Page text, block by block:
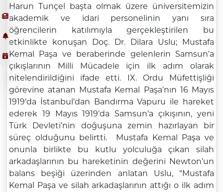
Harun Tunçel başta olmak üzere üniversitemizin
akademik ve idari personelinin yanı sıra
öğrencilerin katılımıyla gerçekleştirilen bu
etkinlikte konuşan Doç. Dr. Dilara Uslu; Mustafa
Kemal Paşa ve beraberinde gelenlerin Samsun’a
çıkışlarının Milli Mücadele için ilk adım olarak
nitelendirildiğini ifade etti. IX. Ordu Müfettişliği
görevine atanan Mustafa Kemal Paşa’nın 16 Mayıs
1919’da İstanbul’dan Bandırma Vapuru ile hareket
ederek 19 Mayıs 1919’da Samsun’a çıkışının, yeni
Türk Devleti’nin doğuşuna zemin hazırlayan bir
süreç olduğunu belirtti. Mustafa Kemal Paşa ve
onunla birlikte bu kutlu yolculuğa çıkan silah
arkadaşlarının bu hareketinin değerini Newton’un
balans beşiği üzerinden anlatan Uslu, “Mustafa
Kemal Paşa ve silah arkadaşlarının attığı o ilk adım